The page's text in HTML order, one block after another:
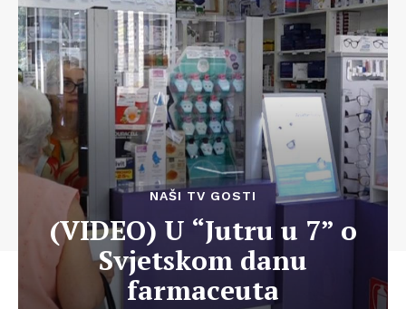
NAŠI TV GOSTI
(VIDEO) U “Jutru u 7” o
Svjetskom danu
farmaceuta